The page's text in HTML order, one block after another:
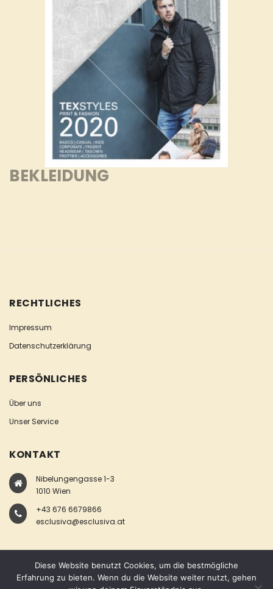
BEKLEIDUNG
RECHTLICHES
Impressum
Datenschutzerklärung
PERSÖNLICHES
Über uns
Unser Service
KONTAKT
Nibelungengasse 1-3
1010 Wien
+43 676 6679866
esclusiva@esclusiva.at
Diese Website benutzt Cookies, um die bestmögliche
Erfahrung zu bieten. Wenn du die Website weiter nutzt, gehen